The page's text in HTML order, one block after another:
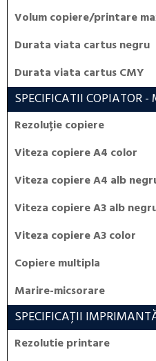
Volum copiere/printare
Durata viata cartus negru
Durata viata cartus CMY
SPECIFICATII COPIATOR-
Rezoluție copiere
Viteza copiere A4 color
Viteza copiere A4 alb
Viteza copiere A3 alb
Viteza copiere A3 color
Copiere multipla
Marire-micsorare
SPECIFICAȚII
Rezolutie printare